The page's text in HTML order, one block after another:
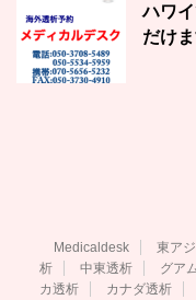
ハワ
だけ
Medicaldesk 東ア
析
中東透析 グア
カ透析
カナダ透析